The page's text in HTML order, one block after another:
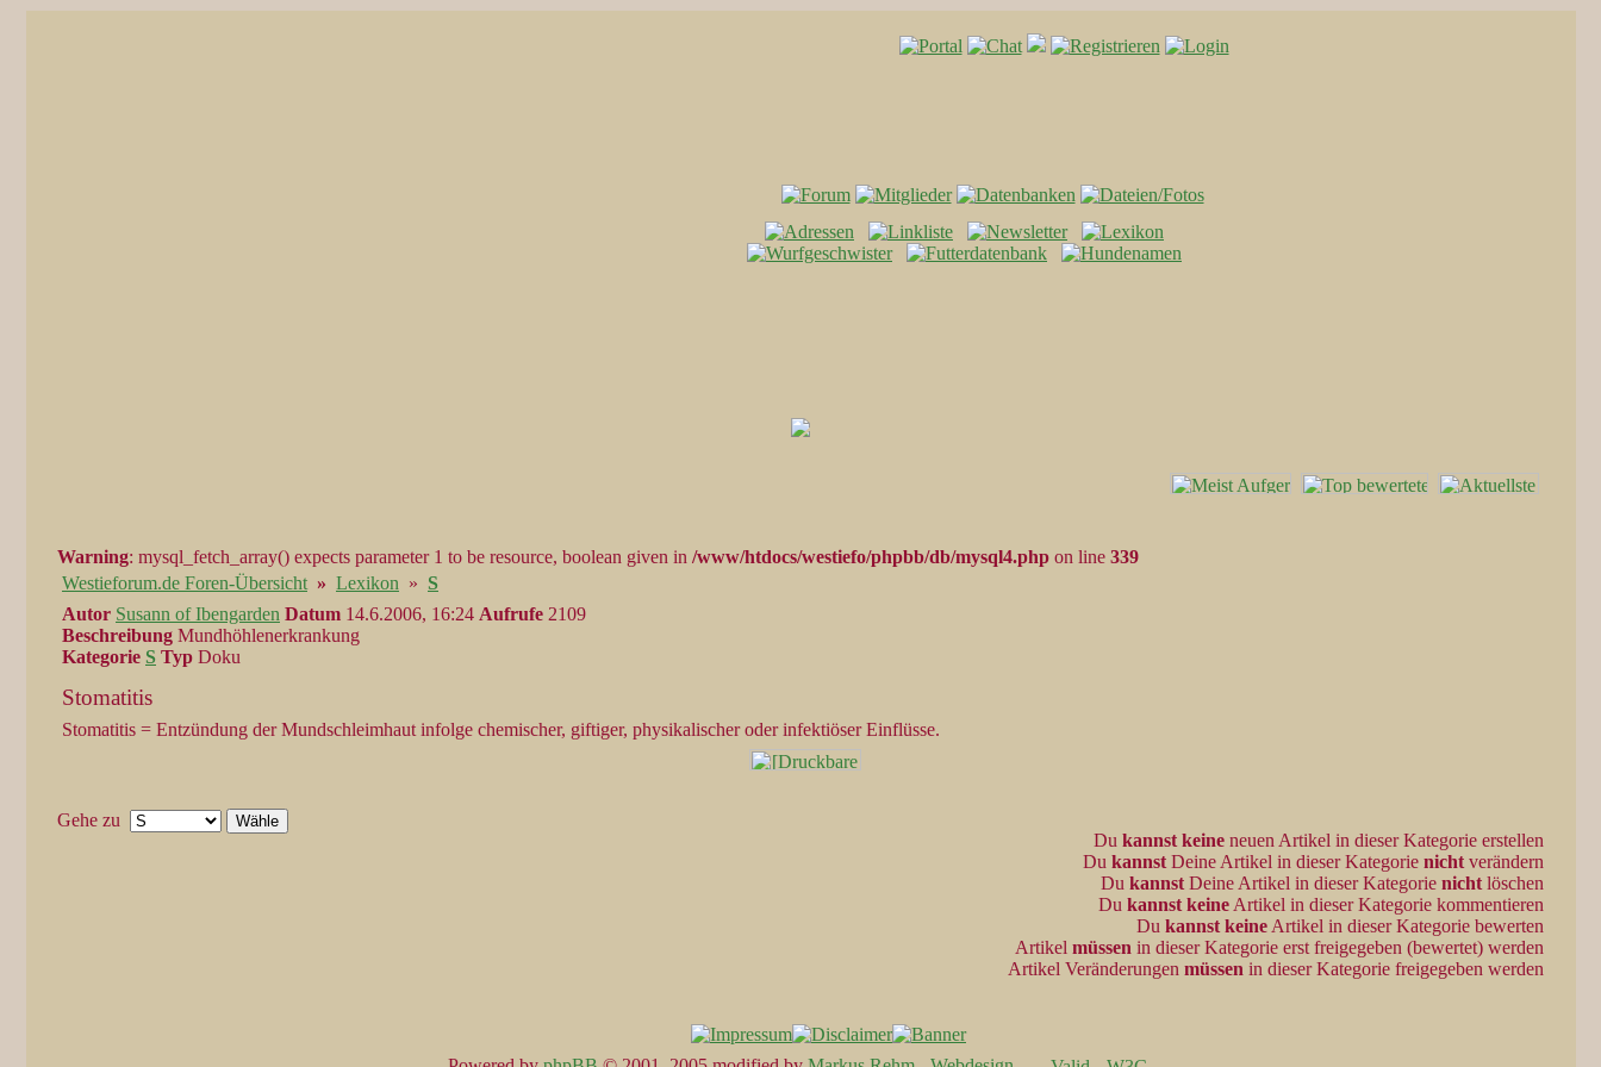
Warning: mysql_fetch_array() expects parameter 1 to be resource, boolean given in /www/htdocs/westiefo/phpbb/db/mysql4.php on line 339
Westieforum.de Foren-Übersicht » Lexikon » S
Autor Susann of Ibengarden Datum 14.6.2006, 16:24 Aufrufe 2109
Beschreibung Mundhöhlenerkrankung
Kategorie S Typ Doku
Stomatitis
Stomatitis = Entzündung der Mundschleimhaut infolge chemischer, giftiger, physikalischer oder infektiöser Einflüsse.
Gehe zu
Du kannst keine neuen Artikel in dieser Kategorie erstellen
Du kannst Deine Artikel in dieser Kategorie nicht verändern
Du kannst Deine Artikel in dieser Kategorie nicht löschen
Du kannst keine Artikel in dieser Kategorie kommentieren
Du kannst keine Artikel in dieser Kategorie bewerten
Artikel müssen in dieser Kategorie erst freigegeben (bewertet) werden
Artikel Veränderungen müssen in dieser Kategorie freigegeben werden